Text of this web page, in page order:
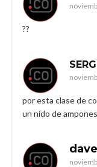
??
por esta clase de
un nido de